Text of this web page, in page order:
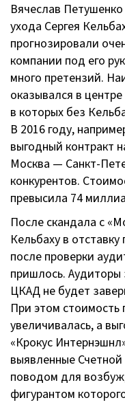
Вячеслав
ухода Сергея
прогнозировали
компании под его
много претензий.
оказывался в
в которых без
В 2016 году,
выгодный контракт
Москва — Санкт-
конкурентов.
превысила 74
После скандала с
Кельбаху в
после проверки
пришлось. Аудиторы
ЦКАД не будет
При этом
увеличивалась, а
«Крокус
выявленные
поводом для
фигурантом